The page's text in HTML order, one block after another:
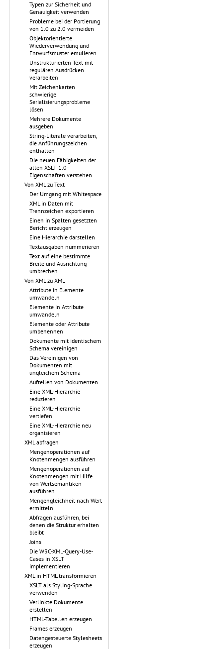
Typen zur Sicherheit und
Genauigkeit verwenden
Probleme bei der Portierung
von 1.0 zu 2.0 vermeiden
Objektorientierte
Wiederverwendung und
Entwurfsmuster emulieren
Unstrukturierten Text mit
regulären Ausdrücken
verarbeiten
Mit Zeichenkarten
schwierige
Serialisierungsprobleme
lösen
Mehrere Dokumente
ausgeben
String-Literale verarbeiten,
die Anführungszeichen
enthalten
Die neuen Fähigkeiten der
alten XSLT 1.0-
Eigenschaften verstehen
Von XML zu Text
Der Umgang mit Whitespace
XML in Daten mit
Trennzeichen exportieren
Einen in Spalten gesetzten
Bericht erzeugen
Eine Hierarchie darstellen
Textausgaben nummerieren
Text auf eine bestimmte
Breite und Ausrichtung
umbrechen
Von XML zu XML
Attribute in Elemente
umwandeln
Elemente in Attribute
umwandeln
Elemente oder Attribute
umbenennen
Dokumente mit identischem
Schema vereinigen
Das Vereinigen von
Dokumenten mit
ungleichem Schema
Aufteilen von Dokumenten
Eine XML-Hierarchie
reduzieren
Eine XML-Hierarchie
vertiefen
Eine XML-Hierarchie neu
organisieren
XML abfragen
Mengenoperationen auf
Knotenmengen ausführen
Mengenoperationen auf
Knotenmengen mit Hilfe
von Wertsemantiken
ausführen
Mengengleichheit nach Wert
ermitteln
Abfragen ausführen, bei
denen die Struktur erhalten
bleibt
Joins
Die W3C-XML-Query-Use-
Cases in XSLT
implementieren
XML in HTML transformieren
XSLT als Styling-Sprache
verwenden
Verlinkte Dokumente
erstellen
HTML-Tabellen erzeugen
Frames erzeugen
Datengesteuerte Stylesheets
erzeugen